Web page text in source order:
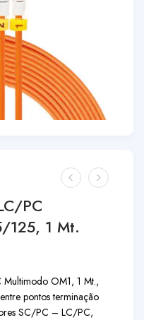
PC
125, 1 Mt.
OM1, 1 Mt.,
pontos terminação
SC/PC – LC/PC,